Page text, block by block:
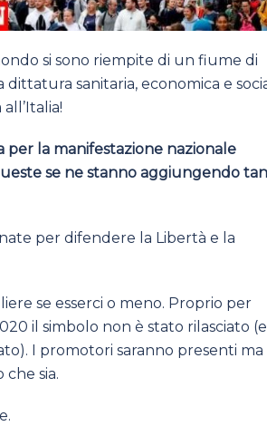
si sono riempite di un fiume di
sanitaria, economica e
per la manifestazione nazionale
se ne stanno aggiungendo
per difendere la Libertà e la
se esserci o meno. Proprio per
il simbolo non è stato rilasciato (e
I promotori saranno presenti ma
sia.